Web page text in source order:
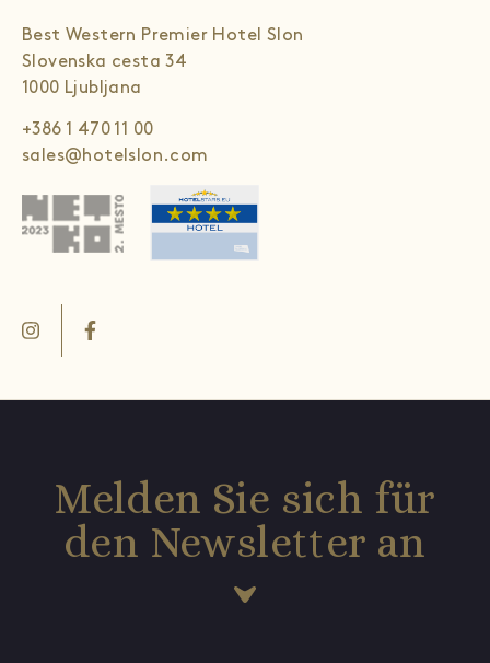
Best Western Premier Hotel Slon
Slovenska cesta 34
1000 Ljubljana
+386 1 470 11 00
sales@hotelslon.com
Melden Sie sich für
den Newsletter an